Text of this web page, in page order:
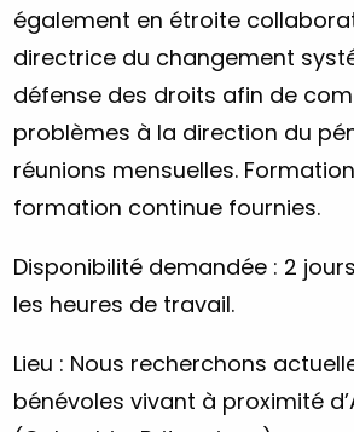
également en étroite
directrice du changement
défense des droits afin de
problèmes à la direction du
réunions mensuelles.
formation continue fournies.
Disponibilité demandée : 2
les heures de travail.
Lieu : Nous recherchons
bénévoles vivant à proximité